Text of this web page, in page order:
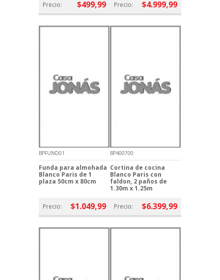
Precio: $499,99 Precio: $4.999,99
BPFUND01
Funda para almohada
Blanco Paris de 1
plaza 50cm x 80cm
Precio: $1.049,99
BP400700
Cortina de cocina
Blanco Paris con
faldon, 2 paños de
1.30m x 1.25m
Precio: $6.399,99